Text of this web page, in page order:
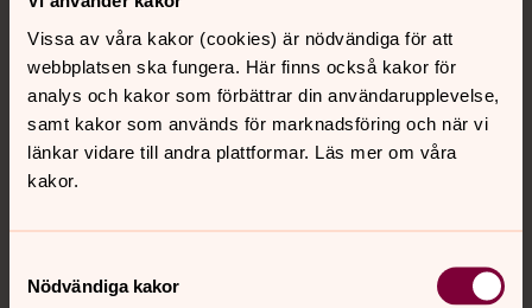
Vissa av våra kakor (cookies) är nödvändiga för att
webbplatsen ska fungera. Här finns också kakor för
analys och kakor som förbättrar din användarupplevelse,
samt kakor som används för marknadsföring och när vi
länkar vidare till andra plattformar. Läs mer om våra
kakor.
Nödvändiga kakor
Kalender
Hitta snabbt